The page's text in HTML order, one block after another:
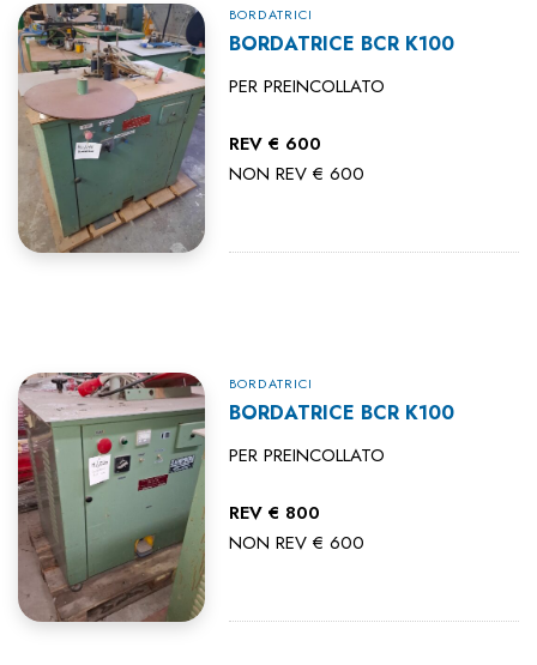
BORDATRICI
BORDATRICE BCR K100
PER PREINCOLLATO
REV € 600
NON REV € 600
BORDATRICI
BORDATRICE BCR K100
PER PREINCOLLATO
REV € 800
NON REV € 600